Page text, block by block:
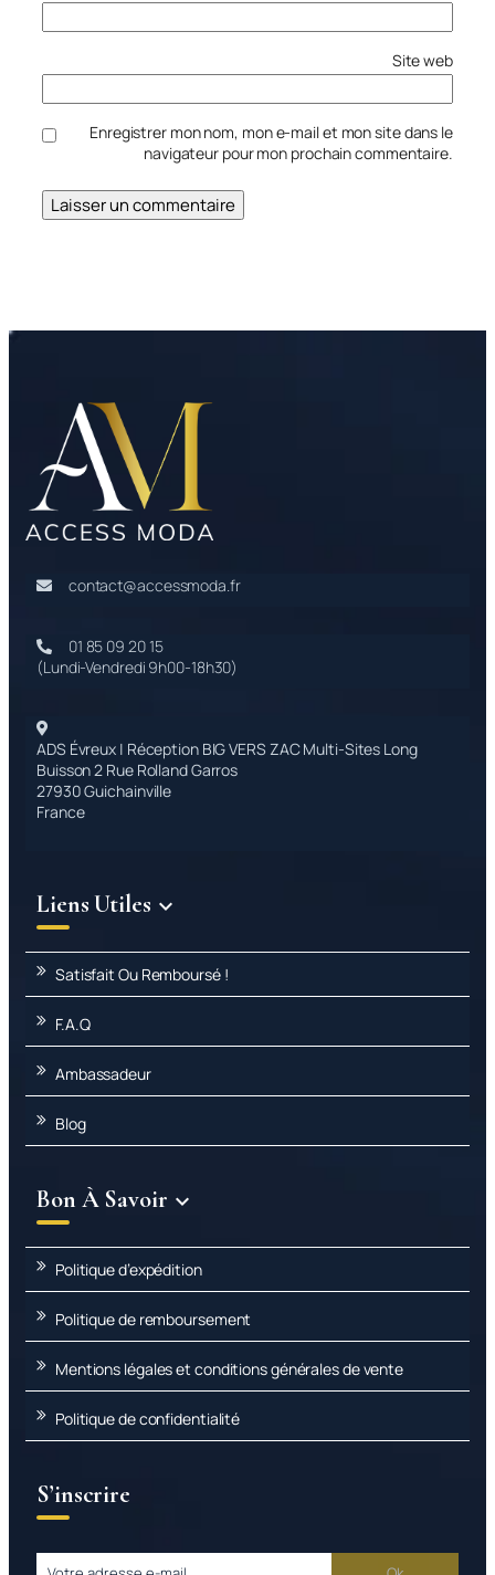
Site web
Enregistrer mon nom, mon e-mail et mon site dans le
navigateur pour mon prochain commentaire.
contact@accessmoda.fr
01 85 09 20 15
(Lundi-Vendredi 9h00-18h30)
ADS Évreux | Réception BIG VERS ZAC Multi-Sites Long
Buisson 2 Rue Rolland Garros
27930 Guichainville
France
Liens Utiles 
Satisfait Ou Remboursé !
F.A.Q
Ambassadeur
Blog
Bon À Savoir 
Politique d’expédition
Politique de remboursement
Mentions légales et conditions générales de vente
Politique de confidentialité
S’inscrire